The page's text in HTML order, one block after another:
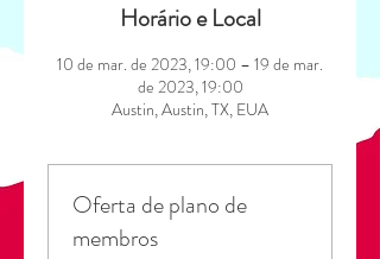
Horário e Local
10 de mar. de 2023, 19:00 – 19 de mar.
de 2023, 19:00
Austin, Austin, TX, EUA
Oferta de plano de
membros